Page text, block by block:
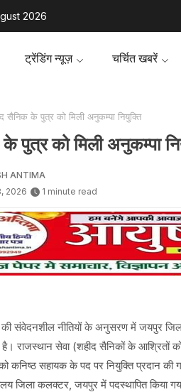
2026
ट्रेंडिंग न्यूज़ चर्चित खबरें
सैनिक के पुत्र को मिली अनुकम्पा नियुक्ति
पुत्र को मिली अनुकम्पा
ANTIMA
2026
1 minute read
संवेदनशील नीतियों के अनुसरण में जयपुर
है। राजस्थान सेवा (शहीद सैनिकों के आश्रितों
कनिष्ठ सहायक के पद पर नियुक्ति प्रदान की
जिला कलक्टर, जयपुर में पदस्थापित किया